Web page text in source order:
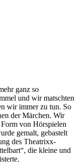
ganz so
und wir matschten
wir immer zu tun. So
der Märchen. Wir
von Hörspielen
gemalt, gebastelt
des Theatrixx-
die kleine und